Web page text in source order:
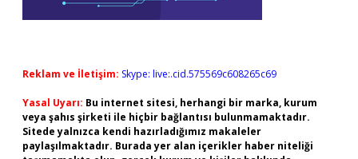
Reklam ve İletişim: Skype: live:.cid.575569c608265c69
Yasal Uyarı: Bu internet sitesi, herhangi bir marka, kurum
veya şahıs şirketi ile hiçbir bağlantısı bulunmamaktadır.
Sitede yalnızca kendi hazırladığımız makaleler
paylaşılmaktadır. Burada yer alan içerikler haber niteliği